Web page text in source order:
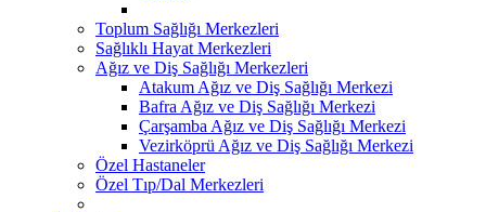
Toplum Sağlığı Merkezleri
Sağlıklı Hayat Merkezleri
Ağız ve Diş Sağlığı Merkezleri
Atakum Ağız ve Diş Sağlığı Merkezi
Bafra Ağız ve Diş Sağlığı Merkezi
Çarşamba Ağız ve Diş Sağlığı Merkezi
Vezirköprü Ağız ve Diş Sağlığı Merkezi
Özel Hastaneler
Özel Tıp/Dal Merkezleri